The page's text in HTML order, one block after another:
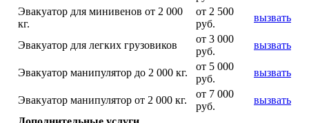
Эвакуатор для минивенов от 2 000
кг.
от 2 500
руб.
вызвать
Эвакуатор для легких грузовиков
от 3 000
руб.
вызвать
Эвакуатор манипулятор до 2 000 кг.
от 5 000
руб.
вызвать
Эвакуатор манипулятор от 2 000 кг.
от 7 000
руб.
вызвать